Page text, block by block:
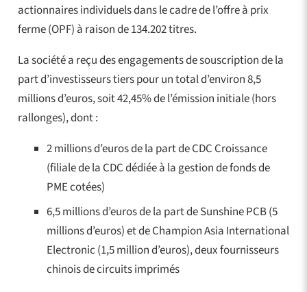
actionnaires individuels dans le cadre de l’offre à prix
ferme (OPF) à raison de 134.202 titres.
La société a reçu des engagements de souscription de la
part d’investisseurs tiers pour un total d’environ 8,5
millions d’euros, soit 42,45% de l’émission initiale (hors
rallonges), dont :
2 millions d’euros de la part de CDC Croissance
(filiale de la CDC dédiée à la gestion de fonds de
PME cotées)
6,5 millions d’euros de la part de Sunshine PCB (5
millions d’euros) et de Champion Asia International
Electronic (1,5 million d’euros), deux fournisseurs
chinois de circuits imprimés